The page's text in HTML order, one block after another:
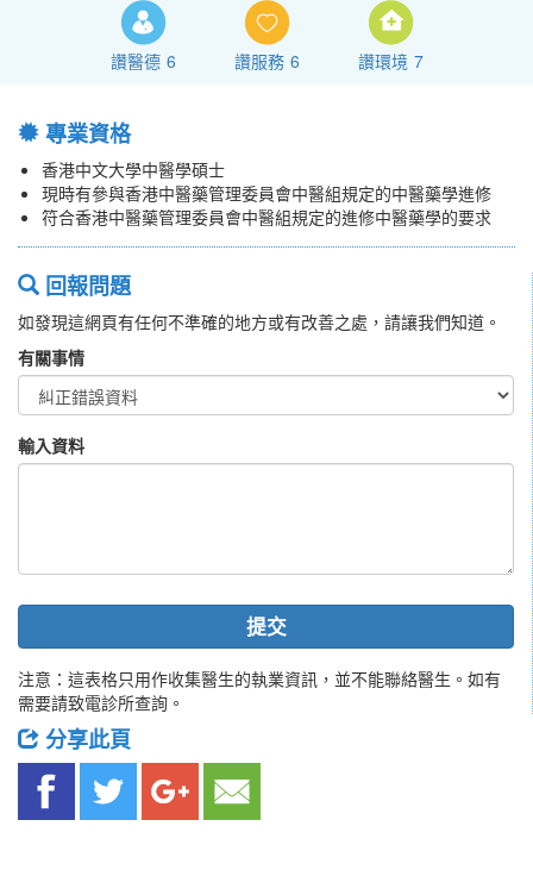
讚醫德 6 讚服務 6 讚環境 7
專業資格
香港中文大學中醫學碩士
現時有參與香港中醫藥管理委員會中醫組規定的中醫藥學進修
符合香港中醫藥管理委員會中醫組規定的進修中醫藥學的要求
回報問題
如發現這網頁有任何不準確的地方或有改善之處，請讓我們知道。
有關事情
輸入資料
提交
注意：這表格只用作收集醫生的執業資訊，並不能聯絡醫生。如有
需要請致電診所查詢。
分享此頁